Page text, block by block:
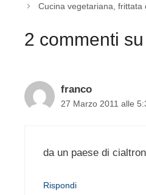
Cucina vegetariana, frittata
2 commenti
franco
27 Marzo 2011 alle
da un paese di
Rispondi